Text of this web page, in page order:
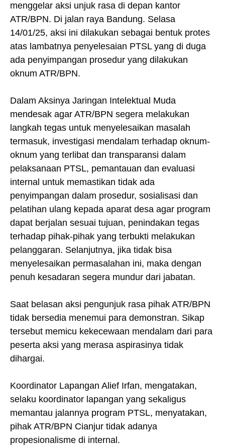
menggelar aksi unjuk rasa di depan kantor
ATR/BPN. Di jalan raya Bandung. Selasa
14/01/25, aksi ini dilakukan sebagai bentuk protes
atas lambatnya penyelesaian PTSL yang di duga
ada penyimpangan prosedur yang dilakukan
oknum ATR/BPN.
Dalam Aksinya Jaringan Intelektual Muda
mendesak agar ATR/BPN segera melakukan
langkah tegas untuk menyelesaikan masalah
termasuk, investigasi mendalam terhadap oknum-
oknum yang terlibat dan transparansi dalam
pelaksanaan PTSL, pemantauan dan evaluasi
internal untuk memastikan tidak ada
penyimpangan dalam prosedur, sosialisasi dan
pelatihan ulang kepada aparat desa agar program
dapat berjalan sesuai tujuan, penindakan tegas
terhadap pihak-pihak yang terbukti melakukan
pelanggaran. Selanjutnya, jika tidak bisa
menyelesaikan permasalahan ini, maka dengan
penuh kesadaran segera mundur dari jabatan.
Saat belasan aksi pengunjuk rasa pihak ATR/BPN
tidak bersedia menemui para demonstran. Sikap
tersebut memicu kekecewaan mendalam dari para
peserta aksi yang merasa aspirasinya tidak
dihargai.
Koordinator Lapangan Alief Irfan, mengatakan,
selaku koordinator lapangan yang sekaligus
memantau jalannya program PTSL, menyatakan,
pihak ATR/BPN Cianjur tidak adanya
propesionalisme di internal.